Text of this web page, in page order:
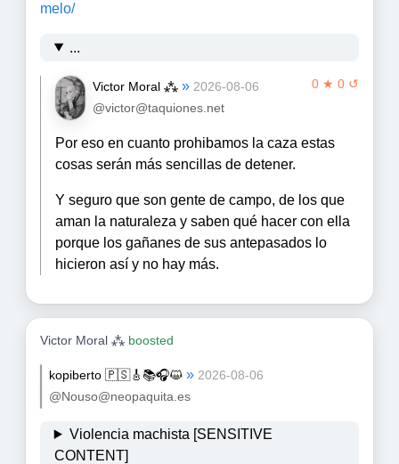
melo/
...
0 ★ 0 ↺
Victor Moral ⁂ » 2026-08-06
@victor@taquiones.net
Por eso en cuanto prohibamos la caza estas
cosas serán más sencillas de detener.
Y seguro que son gente de campo, de los que
aman la naturaleza y saben qué hacer con ella
porque los gañanes de sus antepasados lo
hicieron así y no hay más.
Victor Moral ⁂boosted
kopiberto 🇵🇸🎸📚🎧😺 » 2026-08-06
@Nouso@neopaquita.es
Violencia machista [SENSITIVE
CONTENT]